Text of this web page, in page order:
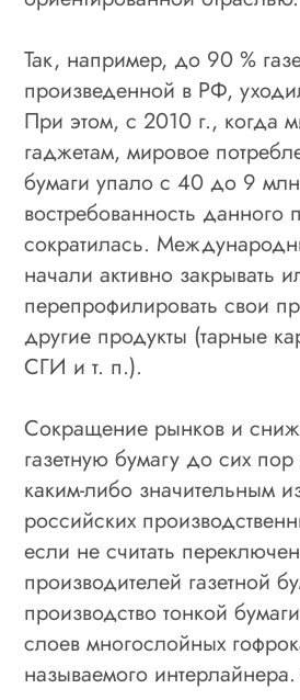
Так, например, до 90 %
произведенной в РФ,
При этом, с 2010 г., когда
гаджетам, мировое
бумаги упало с 40 до 9
востребованность данного
сократилась.
начали активно закрывать
перепрофилировать свои
другие продукты (тарные
СГИ и т. п.).
Сокращение рынков и
газетную бумагу до сих
каким-либо значительным
российских
если не считать
производителей газетной
производство тонкой
слоев многослойных
называемого